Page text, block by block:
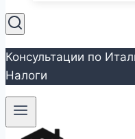
Консультации по
Налоги